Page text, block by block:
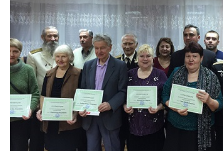
Корпоративный
секретарь
Раскрытие
информации
Информация
акционерам
Документы
ПАО
"МТС"
Собрания
акционеров
Личный
кабинет
акционера
Акционерный
капитал